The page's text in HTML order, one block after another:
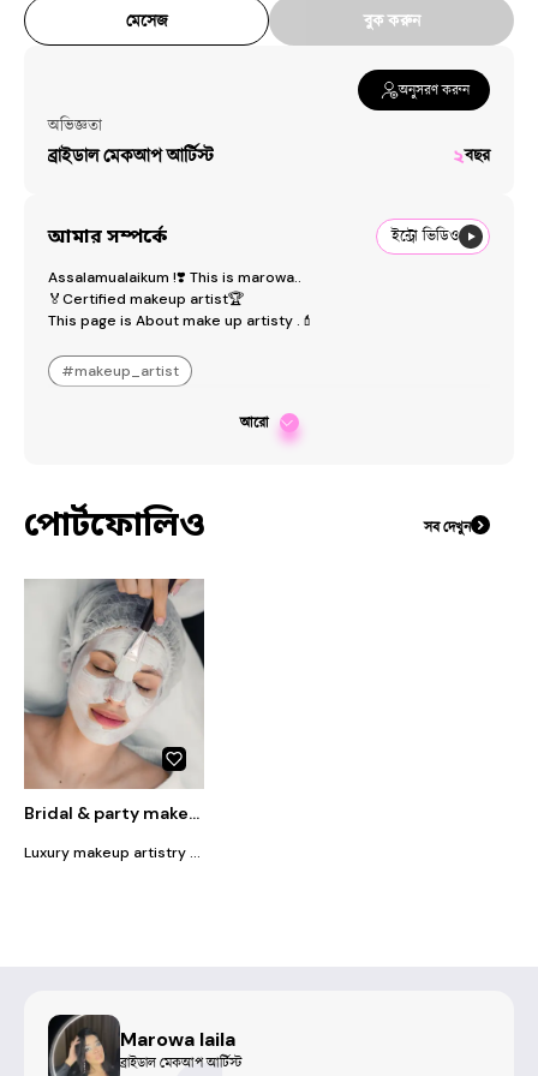
মেসেজ বুক করুন
অনুসরণ করুন
অভিজ্ঞতা
ব্রাইডাল মেকআপ আর্টিস্ট ২বছর
আমার সম্পর্কে ইন্ট্রো ভিডিও
Assalamualaikum !❣️ This is marowa..
🏅Certified makeup artist🏆
This page is About make up artisty .💄
#makeup_artist
আরো
পোর্টফোলিও সব দেখুন
Bridal & party makeover
Luxury makeup artistry designed to enhance your natural beauty. From soft glam to bridal elegance, every look is crafted to make you feel confident, radiant, and unforgettable.
Marowa laila
ব্রাইডাল মেকআপ আর্টিস্ট